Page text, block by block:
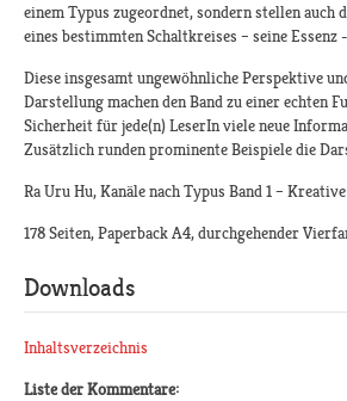
einem Typus zugeordnet, sondern stellen auch
eines bestimmten Schaltkreises – seine Essenz
Diese insgesamt ungewöhnliche Perspektive
Darstellung machen den Band zu einer echten
Sicherheit für jede(n) LeserIn viele neue
Zusätzlich runden prominente Beispiele die
Ra Uru Hu, Kanäle nach Typus Band 1 –
178 Seiten, Paperback A4, durchgehender
Downloads
Inhaltsverzeichnis
Liste der Kommentare: